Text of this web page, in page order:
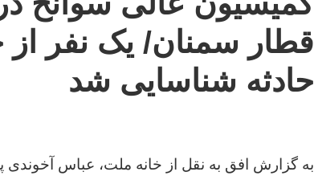
به گزارش افق به نقل از خانه ملت، عباس